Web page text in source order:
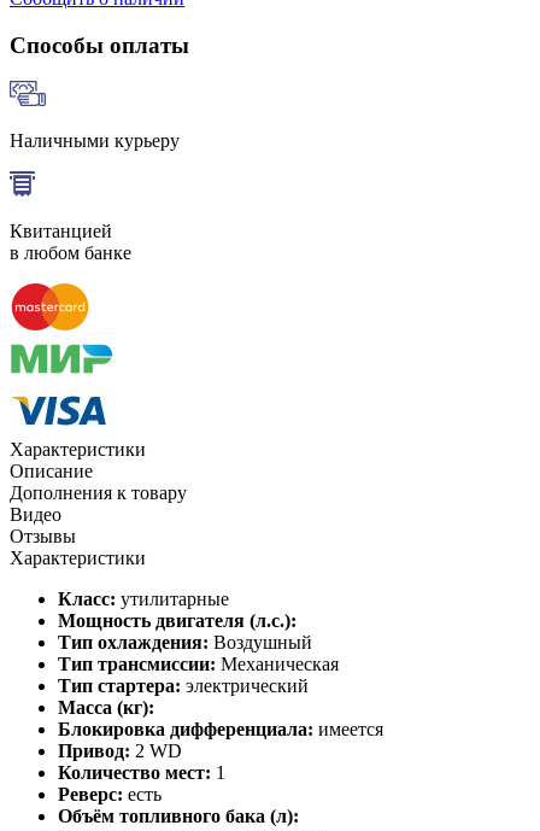
Способы оплаты
Наличными курьеру
Квитанцией
в любом банке
Характеристики
Описание
Дополнения к товару
Видео
Отзывы
Характеристики
Класс: утилитарные
Мощность двигателя (л.с.):
Тип охлаждения: Воздушный
Тип трансмиссии: Механическая
Тип стартера: электрический
Масса (кг):
Блокировка дифференциала: имеется
Привод: 2 WD
Количество мест: 1
Реверс: есть
Объём топливного бака (л):